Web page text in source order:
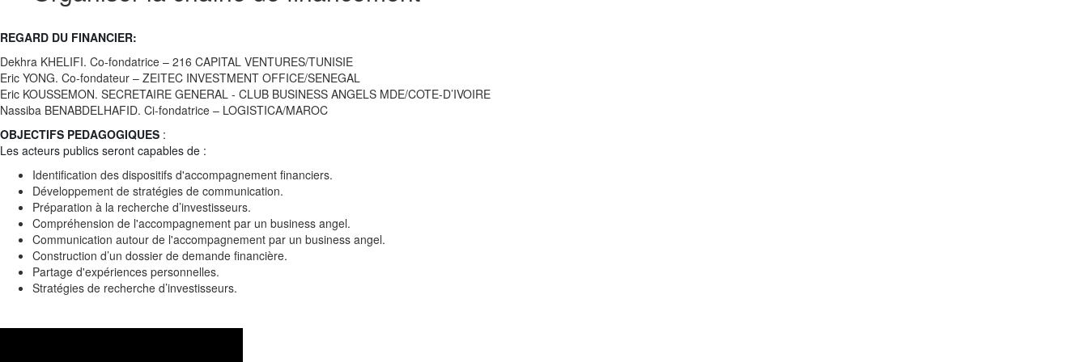
REGARD DU FINANCIER:
Dekhra KHELIFI. Co-fondatrice – 216 CAPITAL VENTURES/TUNISIE
Eric YONG. Co-fondateur – ZEITEC INVESTMENT OFFICE/SENEGAL
Eric KOUSSEMON. SECRETAIRE GENERAL - CLUB BUSINESS ANGELS MDE/COTE-D’IVOIRE
Nassiba BENABDELHAFID. Ci-fondatrice – LOGISTICA/MAROC
OBJECTIFS PEDAGOGIQUES :
Les acteurs publics seront capables de :
Identification des dispositifs d'accompagnement financiers.
Développement de stratégies de communication.
Préparation à la recherche d’investisseurs.
Compréhension de l'accompagnement par un business angel.
Communication autour de l'accompagnement par un business angel.
Construction d’un dossier de demande financière.
Partage d'expériences personnelles.
Stratégies de recherche d’investisseurs.